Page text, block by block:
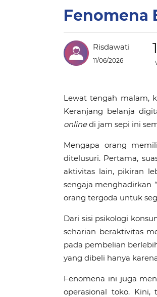
Fenomena
Risdawati
11/06/2026
Lewat tengah malam,
Keranjang belanja
onlinedi jam sepi ini
Mengapa orang
ditelusuri. Pertama,
aktivitas lain, pikiran
sengaja menghadirkan
orang tergoda untuk
Dari sisi psikologi
seharian beraktivitas
pada pembelian
yang dibeli hanya
Fenomena ini juga
operasional toko.